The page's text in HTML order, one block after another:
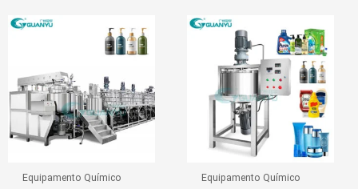
Equipamento Químico Equipamento Químico